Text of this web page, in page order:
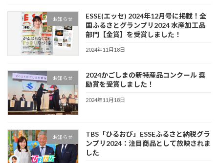
お知らせ
ESSE(エッセ) 2024年12月号に掲載！全
国ふるさとグランプリ2024 水産加工品
部門【金賞】を受賞しました！
2024年11月18日
お知らせ
2024かごしまの新特産品コンクール 奨
励賞を受賞しました！
2024年11月18日
お知らせ
TBS「ひるおび」ESSEふるさと納税グラ
ンプリ2024：注目商品として放映されま
した